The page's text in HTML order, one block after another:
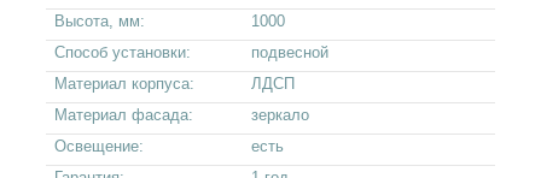
Высота, мм:
1000
Способ установки:
подвесной
Материал корпуса:
ЛДСП
Материал фасада:
зеркало
Освещение:
есть